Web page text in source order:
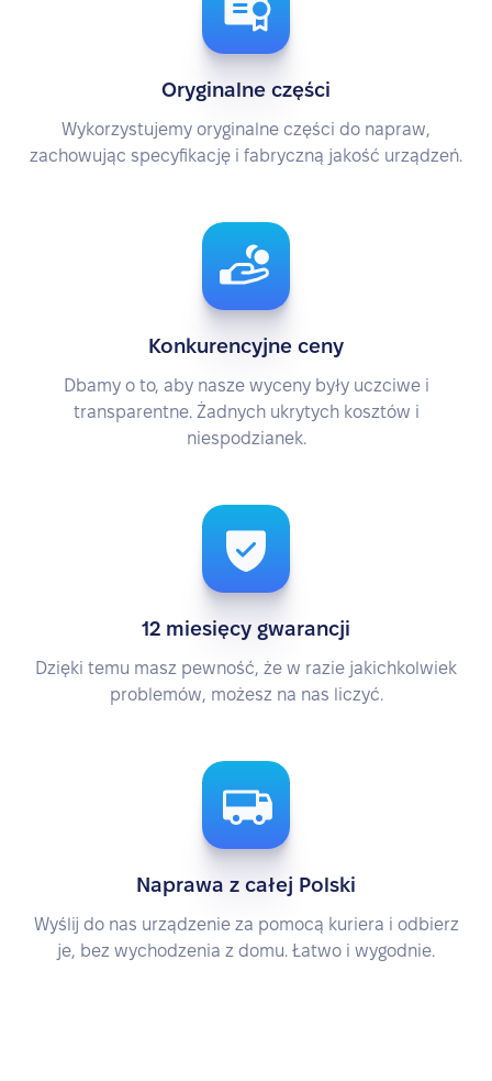
Oryginalne części
Wykorzystujemy oryginalne części do napraw,
zachowując specyfikację i fabryczną jakość urządzeń.
Konkurencyjne ceny
Dbamy o to, aby nasze wyceny były uczciwe i
transparentne. Żadnych ukrytych kosztów i
niespodzianek.
12 miesięcy gwarancji
Dzięki temu masz pewność, że w razie jakichkolwiek
problemów, możesz na nas liczyć.
Naprawa z całej Polski
Wyślij do nas urządzenie za pomocą kuriera i odbierz
je, bez wychodzenia z domu. Łatwo i wygodnie.